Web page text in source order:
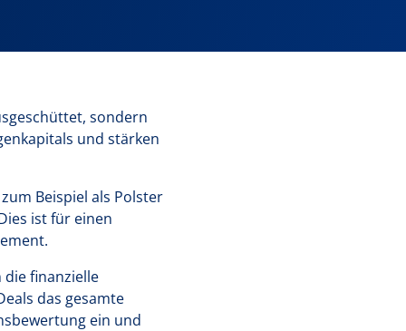
sondern
und stärken
Beispiel als Polster
ist für einen
die finanzielle
das gesamte
ein und